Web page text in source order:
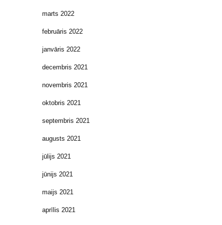
marts 2022
februāris 2022
janvāris 2022
decembris 2021
novembris 2021
oktobris 2021
septembris 2021
augusts 2021
jūlijs 2021
jūnijs 2021
maijs 2021
aprīlis 2021